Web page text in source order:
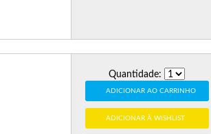
Quantidade:
ADICIONAR AO CARRINHO
ADICIONAR À WISHLIST